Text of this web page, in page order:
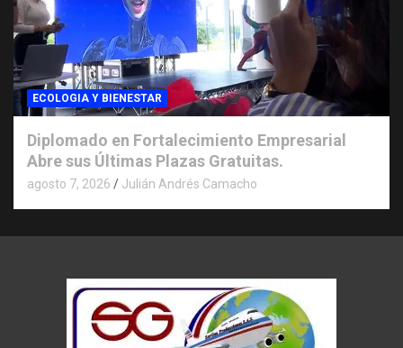
ECOLOGIA Y BIENESTAR
Diplomado en Fortalecimiento Empresarial
Abre sus Últimas Plazas Gratuitas.
agosto 7, 2026 Julián Andrés Camacho